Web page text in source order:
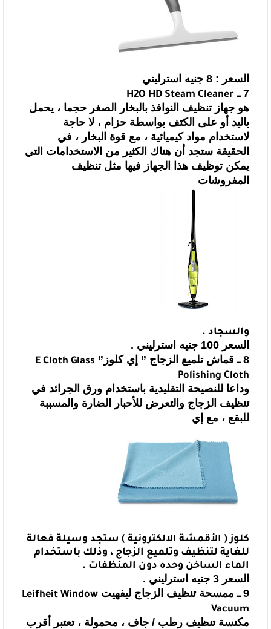
السعر : 8 جنيه استرليني
7 ـ
H2O HD Steam Cleaner
هو جهاز تنظيف النوافذ بالبخار الصغر حجما ، يحمل
باليد أو على الكتف بواسطة حزام ، لا حاجة
لاستخدام مواد كيميائية ، مع قوة البخار ، في
الحقيقة ستجد أن هناك الكثير من الاستخدامات التي
يمكن توظيف هذا الجهاز فيها مثل تنظيف
المفروشات
والسجاد .
السعر 100 جنيه استرليني .
8 ـ
قماش تلميع الزجاج ” إي كلوز” E Cloth Glass
Polishing Cloth
وداعا للنصيحة التقليدية باستخدام ورق الجرائد في
تنظيف الزجاج والتعرض للأحبار الضارة والمسببة
للبقع ، مع إي
كلوز ( الأقمشة الالكترونية ) ستجد وسيلة فعالة
للغاية لتنظيف وتلميع الزجاج ، وذلك باستخدام
الماء الساخن وحده دون المنظفات .
السعر 3 جنيه استرليني .
9 ـ ممسحة تنظيف الزجاج ليفهيت
Leifheit Window
Vacuum
مكنسة تنظيف رطب / جاف ، محمولة ، تعتبر أقرب